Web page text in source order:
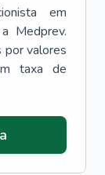
em
Medprev.
por valores
taxa de